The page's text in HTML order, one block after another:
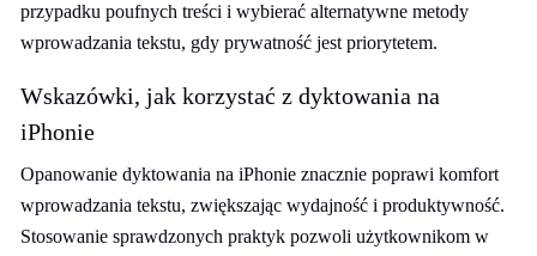
przypadku poufnych treści i wybierać alternatywne metody
wprowadzania tekstu, gdy prywatność jest priorytetem.
Wskazówki, jak korzystać z dyktowania na
iPhonie
Opanowanie dyktowania na iPhonie znacznie poprawi komfort
wprowadzania tekstu, zwiększając wydajność i produktywność.
Stosowanie sprawdzonych praktyk pozwoli użytkownikom w